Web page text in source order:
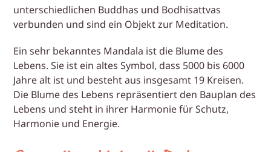
unterschiedlichen Buddhas und Bodhisattvas
verbunden und sind ein Objekt zur Meditation.
Ein sehr bekanntes Mandala ist die Blume des
Lebens. Sie ist ein altes Symbol, dass 5000 bis 6000
Jahre alt ist und besteht aus insgesamt 19 Kreisen.
Die Blume des Lebens repräsentiert den Bauplan des
Lebens und steht in ihrer Harmonie für Schutz,
Harmonie und Energie.